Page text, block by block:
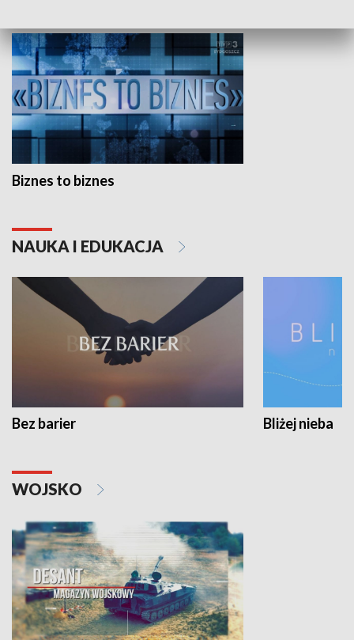
Biznes to biznes
NAUKA I EDUKACJA
Bez barier Bliżej nieba
WOJSKO